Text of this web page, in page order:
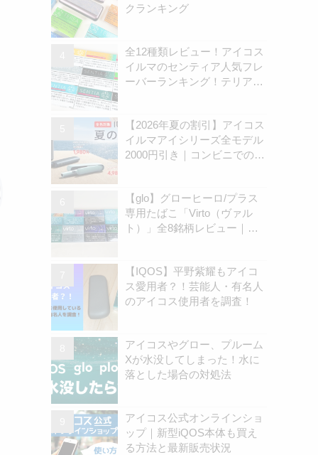
クランキング
全12種類レビュー！アイコス
イルマのセンティア人気フレ
ーバーランキング！テリアと
【2026年夏の割引】アイコス
イルマアイシリーズ全モデル
2000円引き｜コンビニでのキ
【glo】グローヒーロ/プラス
専用たばこ「Virto（ヴァル
ト）」全8銘柄レビュー｜お
【IQOS】平野紫耀もアイコ
ス愛用者？！芸能人・有名人
のアイコス使用者を調査！
アイコスやグロー、プルーム
Xが水没してしまった！水に
落とした場合の対処法
アイコス公式オンラインショ
ップ｜新型iQOS本体も買え
る方法と最新販売状況